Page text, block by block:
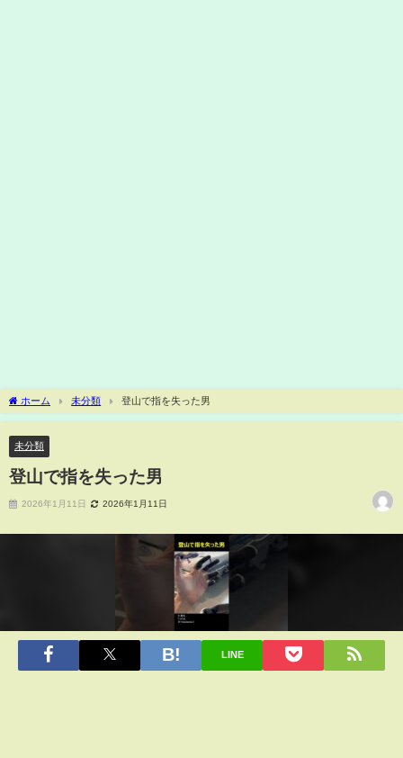
ホーム 未分類 登山で指を失った男
未分類
登山で指を失った男
2026年1月11日 2026年1月11日
LINE